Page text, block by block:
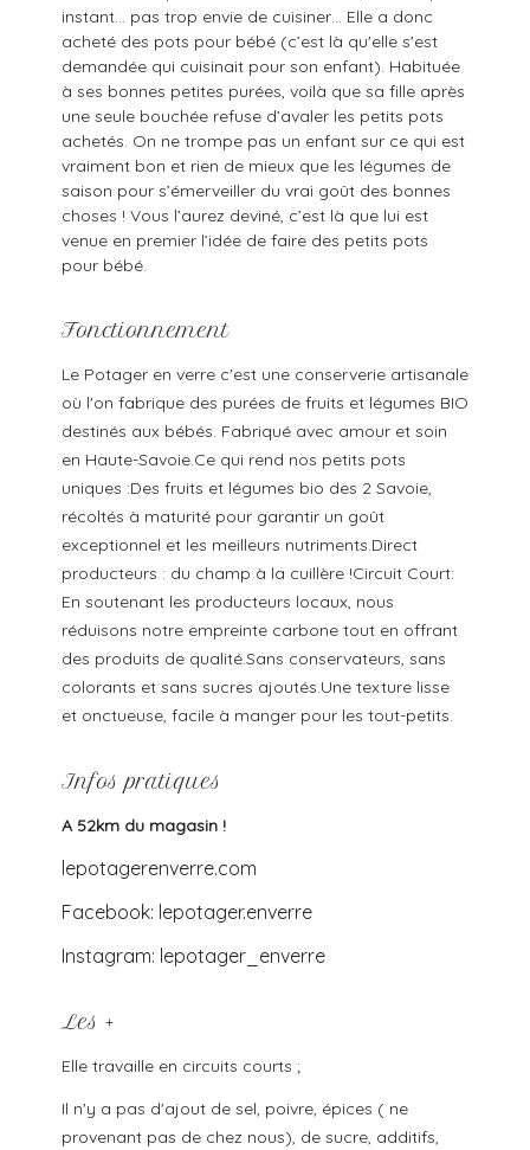
instant… pas trop envie de cuisiner… Elle a donc
acheté des pots pour bébé (c’est là qu'elle s'est
demandée qui cuisinait pour son enfant). Habituée
à ses bonnes petites purées, voilà que sa fille après
une seule bouchée refuse d’avaler les petits pots
achetés. On ne trompe pas un enfant sur ce qui est
vraiment bon et rien de mieux que les légumes de
saison pour s’émerveiller du vrai goût des bonnes
choses ! Vous l’aurez deviné, c’est là que lui est
venue en premier l’idée de faire des petits pots
pour bébé.
Fonctionnement
Le Potager en verre c'est une conserverie artisanale
où l'on fabrique des purées de fruits et légumes BIO
destinés aux bébés. Fabriqué avec amour et soin
en Haute-Savoie.Ce qui rend nos petits pots
uniques :Des fruits et légumes bio des 2 Savoie,
récoltés à maturité pour garantir un goût
exceptionnel et les meilleurs nutriments.Direct
producteurs : du champ à la cuillère !Circuit Court:
En soutenant les producteurs locaux, nous
réduisons notre empreinte carbone tout en offrant
des produits de qualité.Sans conservateurs, sans
colorants et sans sucres ajoutés.Une texture lisse
et onctueuse, facile à manger pour les tout-petits.
Infos pratiques
A 52km du magasin !
lepotagerenverre.com
Facebook: lepotager.enverre
Instagram: lepotager_enverre
Les +
Elle travaille en circuits courts ;
Il n'y a pas d'ajout de sel, poivre, épices ( ne
provenant pas de chez nous), de sucre, additifs,